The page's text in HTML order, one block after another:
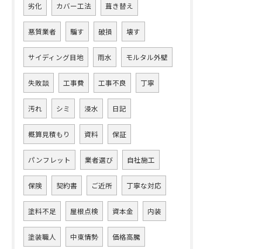
劣化 カバー工法 葺き替え
悪質業者 騙す 破損 壊す
サイディング目地 雨水 モルタル外壁
失敗談 工事費 工事不良 丁寧
汚れ シミ 浸水 日記
概算見積もり 資料 保証
パンフレット 業者選び 自社施工
保険 契約書 ご近所 丁寧な対応
塗料不足 屋根点検 資本金 内装
塗装職人 中東情勢 価格高騰